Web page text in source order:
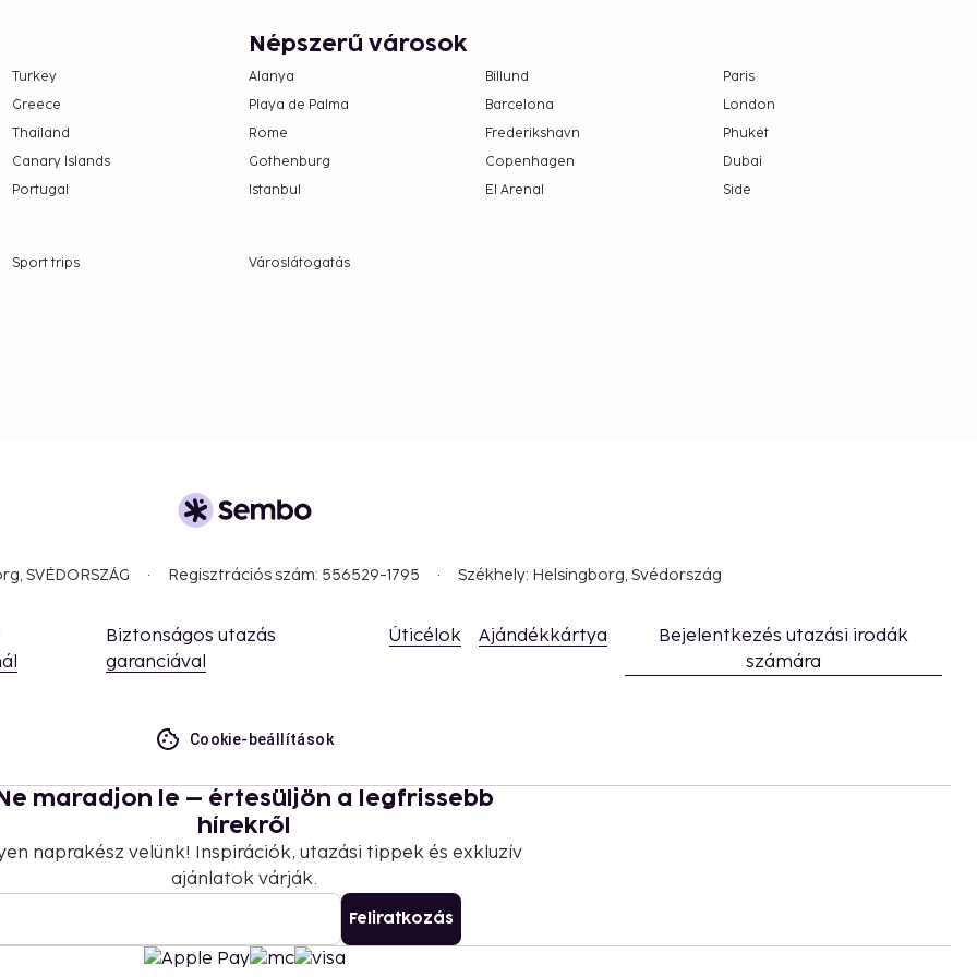
for adults and SEK 73
deposits may not
occupying the parent
Turkey
Greece
Thailand
Canary Islands
Portugal
Népszerű városok
Alanya Billund
Paris
Playa de Palma
Barcelona
London
Rome
Frederikshavn
Phuket
Gothenburg
Copenhagen
Dubai
Istanbul
El Arenal Side
Sport trips Városlátogatás
SVÉDORSZÁG Regisztrációs szám: 556529-1795 Székhely: Helsingborg, Svédország
Biztonságos utazás
garanciával
Úticélok Ajándékkártya
Bejelentkezés utazási irodák
számára
Cookie-beállítások
Ne maradjon le – értesüljön a legfrissebb
hírekről
naprakész velünk! Inspirációk, utazási tippek és exkluzív
ajánlatok várják.
Feliratkozás